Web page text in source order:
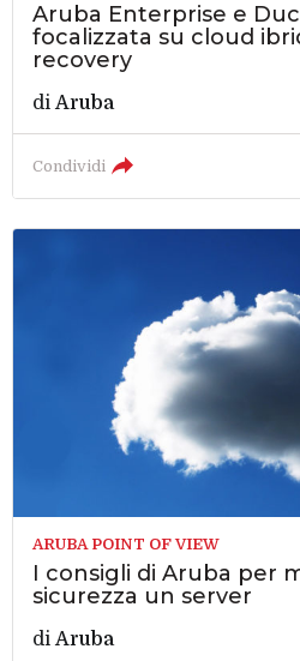
Aruba Enterprise e
focalizzata su cloud
recovery
diAruba
Condividi
ARUBA POINT OF VIEW
I consigli di Aruba per
sicurezza un server
diAruba